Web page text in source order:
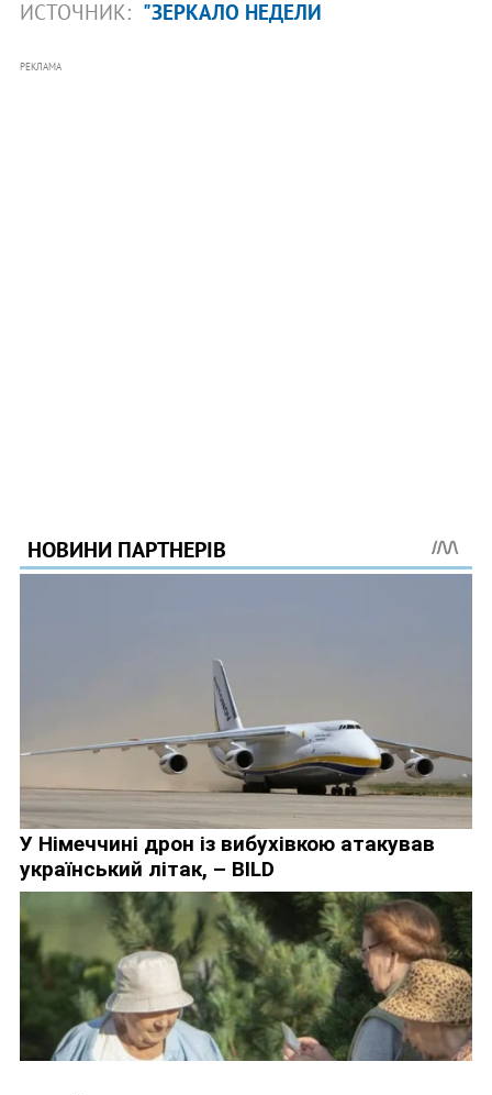
ИСТОЧНИК: "ЗЕРКАЛО НЕДЕЛИ
РЕКЛАМА